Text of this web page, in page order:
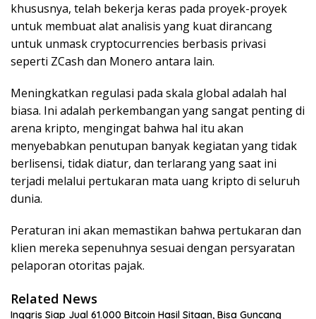
khususnya, telah bekerja keras pada proyek-proyek
untuk membuat alat analisis yang kuat dirancang
untuk unmask cryptocurrencies berbasis privasi
seperti ZCash dan Monero antara lain.
Meningkatkan regulasi pada skala global adalah hal
biasa. Ini adalah perkembangan yang sangat penting di
arena kripto, mengingat bahwa hal itu akan
menyebabkan penutupan banyak kegiatan yang tidak
berlisensi, tidak diatur, dan terlarang yang saat ini
terjadi melalui pertukaran mata uang kripto di seluruh
dunia.
Peraturan ini akan memastikan bahwa pertukaran dan
klien mereka sepenuhnya sesuai dengan persyaratan
pelaporan otoritas pajak.
Related News
Inggris Siap Jual 61.000 Bitcoin Hasil Sitaan, Bisa Guncang